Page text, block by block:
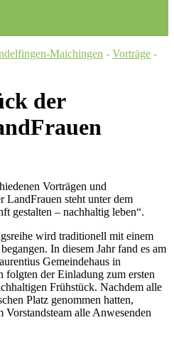
Maichingen - Vorträge -
der
Vorträgen und
LandFrauen steht unter dem
gestalten – nachhaltig leben“.
wird traditionell mit einem
In diesem Jahr fand es am
Gemeindehaus in
folgten der Einladung zum ersten
Frühstück. Nachdem alle
Platz genommen hatten,
alle Anwesenden